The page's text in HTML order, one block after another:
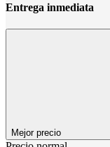
Entrega inmediata
Mejor precio